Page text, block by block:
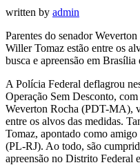
written by admin
Parentes do senador
Willer Tomaz estão entre os
busca e apreensão em
A Polícia Federal deflagrou
Operação Sem Desconto,
Weverton Rocha (PDT-MA),
entre os alvos das medidas.
Tomaz, apontado como
(PL-RJ). Ao todo, são
apreensão no Distrito Federal